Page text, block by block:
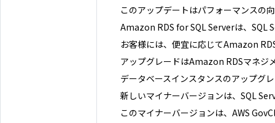
このアップデートはパフォーマンスの
Amazon RDS for SQL Serverは、SQL
お客様には、便宜に応じてAmazon
アップグレードはAmazon RDSマネジ
データベースインスタンスのアップグ
新しいマイナーバージョンは、SQL
このマイナーバージョンは、AWS